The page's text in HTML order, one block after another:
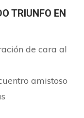
TRIUNFO EN
de cara al
amistoso